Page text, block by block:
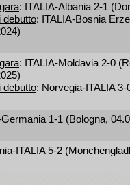
: ITALIA-Albania 2-1
debutto: ITALIA-Bosnia
: ITALIA-Moldavia 2-0
debutto: Norvegia-ITALIA
1-1 (Bologna,
ITALIA 5-2